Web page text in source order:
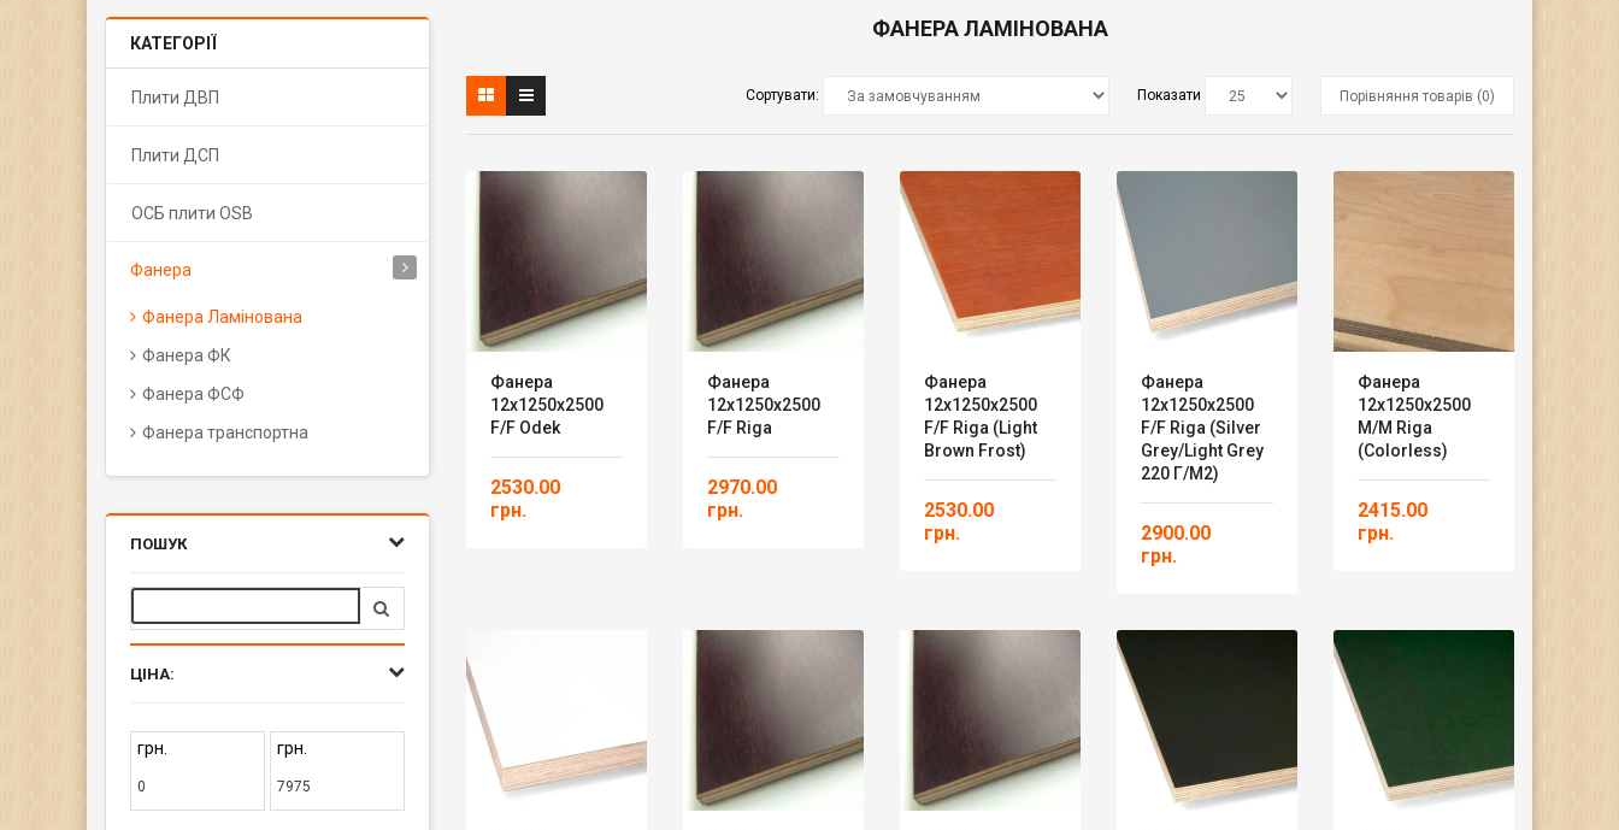
КАТЕГОРІЇ
Плити ДВП
Плити ДСП
ОСБ плити OSB
Фанера
Фанера Ламінована
Фанера ФК
Фанера ФСФ
Фанера транспортна
ПОШУК
ЦІНА:
грн. грн.
ФАНЕРА ЛАМІНОВАНА
Сортувати: Показати Порівняння товарів (0)
Фанера
12х1250х2500
F/F Odek
2530.00
грн.
Фанера
12х1250х2500
F/F Riga
2970.00
грн.
Фанера
12х1250х2500
F/F Riga (Light
Brown Frost)
2530.00
грн.
Фанера
12х1250х2500
F/F Riga (silver
Grey/light Grey
220 Г/м2)
2900.00
грн.
Фанера
12х1250х2500
M/M Riga
(Colorless)
2415.00
грн.